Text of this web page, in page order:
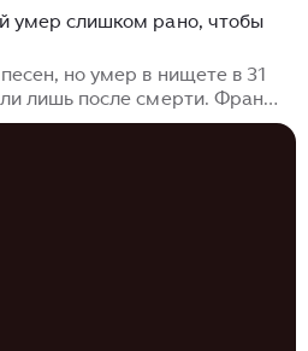
умер слишком рано, чтобы
но умер в нищете в 31
лишь после смерти. Франц
с Бетховеном, но так и